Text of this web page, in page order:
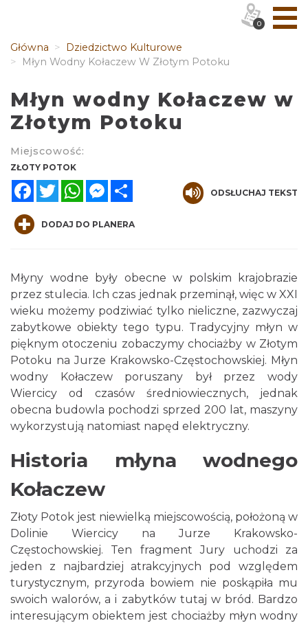
Główna
Dziedzictwo Kulturowe
Młyn Wodny Kołaczew W Złotym Potoku
Młyn wodny Kołaczew w
Złotym Potoku
Miejscowość:
ZŁOTY POTOK
FacebookTwitterWhatsAppMessenger
ODSŁUCHAJ TEKST
DODAJ DO PLANERA
Młyny wodne były obecne w polskim krajobrazie
przez stulecia. Ich czas jednak przeminął, więc w XXI
wieku możemy podziwiać tylko nieliczne, zazwyczaj
zabytkowe obiekty tego typu. Tradycyjny młyn w
pięknym otoczeniu zobaczymy chociażby w Złotym
Potoku na Jurze Krakowsko-Częstochowskiej. Młyn
wodny Kołaczew poruszany był przez wody
Wiercicy od czasów średniowiecznych, jednak
obecna budowla pochodzi sprzed 200 lat, maszyny
wykorzystują natomiast napęd elektryczny.
Historia młyna wodnego
Kołaczew
Złoty Potok jest niewielką miejscowością, położoną w
Dolinie Wiercicy na Jurze Krakowsko-
Częstochowskiej. Ten fragment Jury uchodzi za
jeden z najbardziej atrakcyjnych pod względem
turystycznym, przyroda bowiem nie poskąpiła mu
swoich walorów, a i zabytków tutaj w bród. Bardzo
interesującym obiektem jest chociażby młyn wodny
0